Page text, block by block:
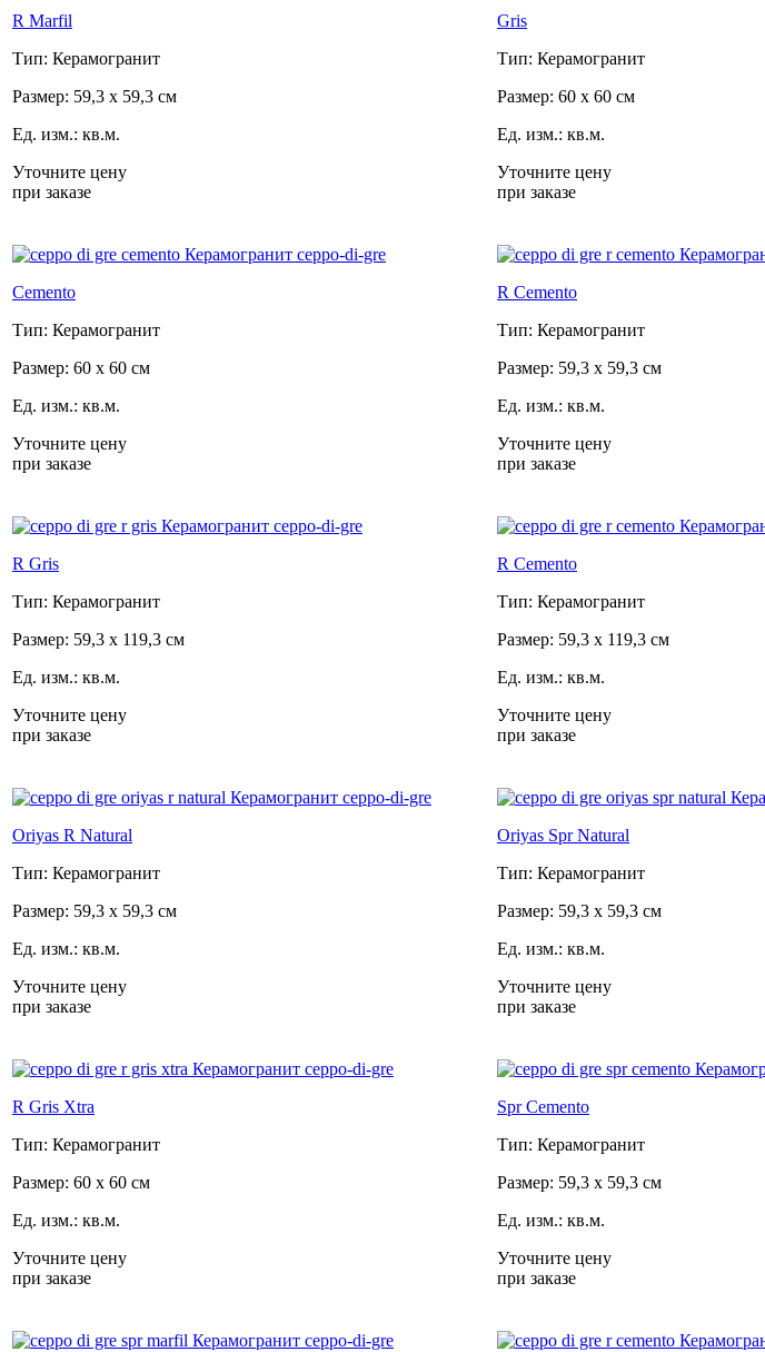
R Marfil
Тип: Керамогранит
Размер: 59,3 x 59,3 см
Ед. изм.: кв.м.
Уточните цену
при заказе
Gris
Тип: Керамогранит
Размер: 60 x 60 см
Ед. изм.: кв.м.
Уточните цену
при заказе
Cemento
Тип: Керамогранит
Размер: 60 x 60 см
Ед. изм.: кв.м.
Уточните цену
при заказе
R Cemento
Тип: Керамогранит
Размер: 59,3 x 59,3 см
Ед. изм.: кв.м.
Уточните цену
при заказе
R Gris
Тип: Керамогранит
Размер: 59,3 x 119,3 см
Ед. изм.: кв.м.
Уточните цену
при заказе
R Cemento
Тип: Керамогранит
Размер: 59,3 x 119,3 см
Ед. изм.: кв.м.
Уточните цену
при заказе
Oriyas R Natural
Тип: Керамогранит
Размер: 59,3 x 59,3 см
Ед. изм.: кв.м.
Уточните цену
при заказе
Oriyas Spr Natural
Тип: Керамогранит
Размер: 59,3 x 59,3 см
Ед. изм.: кв.м.
Уточните цену
при заказе
R Gris Xtra
Тип: Керамогранит
Размер: 60 x 60 см
Ед. изм.: кв.м.
Уточните цену
при заказе
Spr Cemento
Тип: Керамогранит
Размер: 59,3 x 59,3 см
Ед. изм.: кв.м.
Уточните цену
при заказе